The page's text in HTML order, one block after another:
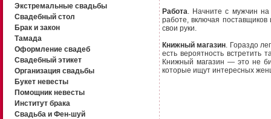
Экстремальные свадьбы
Свадебный стол
Брак и закон
Тамада
Оформление свадеб
Свадебный этикет
Организация свадьбы
Букет невесты
Помощник невесты
Институт брака
Свадьба и Фен-шуй
Работа. Начните с мужчин на
работе, включая
свои руки.
Книжный магазин. Гораздо
есть вероятность встретить
Книжный магазин — это не
которые ищут интересных